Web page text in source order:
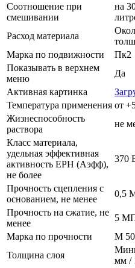
Соотношение при
смешивании
на
Расход материала
Марка по подвижности
Пк2
Показывать в верхнем
меню
Да
Активная картинка
Температура применения от
Жизнеспособность
раствора
не
Класс материала,
удельная эффективная
активность ЕРН (Аэфф),
не более
370
Прочность сцепления с
основанием, не менее
0,5
Прочность на сжатие, не
менее
5
Марка по прочности
М 50
Толщина слоя
мм /